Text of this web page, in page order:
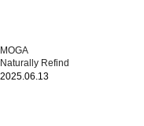
MOGA
Naturally Refind
2025.06.13